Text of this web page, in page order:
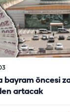
bayram öncesi
artacak